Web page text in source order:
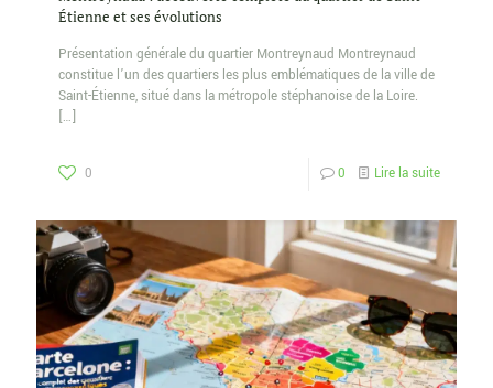
Étienne et ses évolutions
Présentation générale du quartier Montreynaud Montreynaud
constitue l’un des quartiers les plus emblématiques de la ville de
Saint-Étienne, situé dans la métropole stéphanoise de la Loire.
[…]
0 0 Lire la suite